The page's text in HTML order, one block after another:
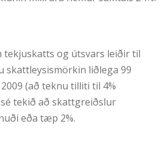
og útsvars leiðir til
skattleysismörkin liðlega 99
(að teknu tilliti til 4%
tekið að skattgreiðslur
eða tæp 2%.